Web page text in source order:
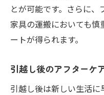
とが可能です。さらに、
家具の運搬においても
ートが得られます。
引越し後のアフターケ
引越し後は新しい生活